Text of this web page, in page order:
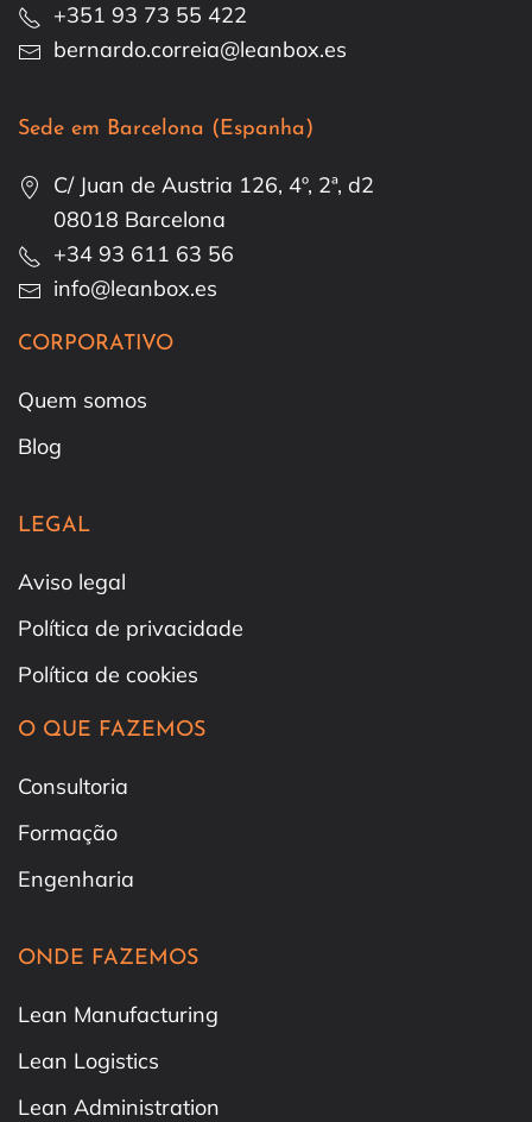
+351 93 73 55 422
bernardo.correia@leanbox.es
Sede em Barcelona (Espanha)
C/ Juan de Austria 126, 4º, 2ª, d2
08018 Barcelona
+34 93 611 63 56
info@leanbox.es
CORPORATIVO
Quem somos
Blog
LEGAL
Aviso legal
Política de privacidade
Política de cookies
O QUE FAZEMOS
Consultoria
Formação
Engenharia
ONDE FAZEMOS
Lean Manufacturing
Lean Logistics
Lean Administration